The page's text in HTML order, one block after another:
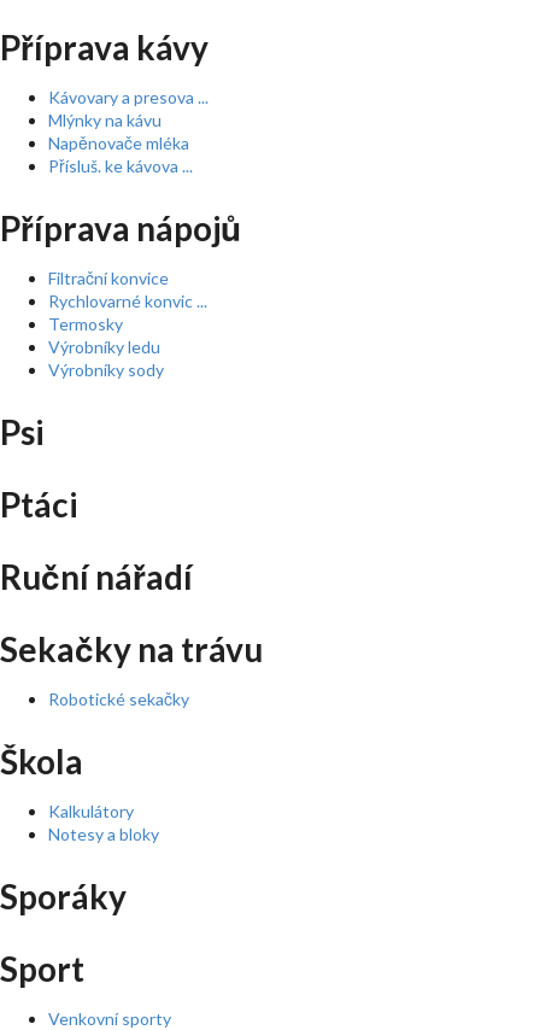
Příprava kávy
Kávovary a presova ...
Mlýnky na kávu
Napěnovače mléka
Přísluš. ke kávova ...
Příprava nápojů
Filtrační konvice
Rychlovarné konvic ...
Termosky
Výrobníky ledu
Výrobníky sody
Psi
Ptáci
Ruční nářadí
Sekačky na trávu
Robotické sekačky
Škola
Kalkulátory
Notesy a bloky
Sporáky
Sport
Venkovní sporty